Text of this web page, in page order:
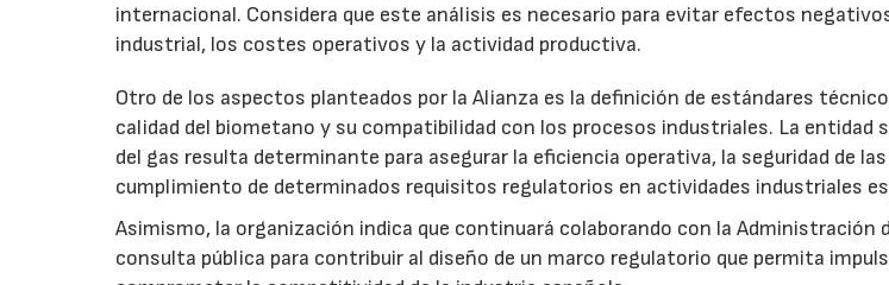
internacional. Considera que este análisis es necesario para evitar efectos
industrial, los costes operativos y la actividad productiva.
Otro de los aspectos planteados por la Alianza es la definición de estándares
calidad del biometano y su compatibilidad con los procesos industriales. La entidad
del gas resulta determinante para asegurar la eficiencia operativa, la seguridad de
cumplimiento de determinados requisitos regulatorios en actividades industriales
Asimismo, la organización indica que continuará colaborando con la Administración
consulta pública para contribuir al diseño de un marco regulatorio que permita